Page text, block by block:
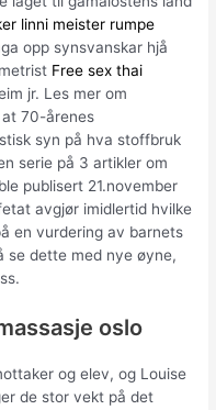
linni meister rumpe
opp synsvanskar hjå
Free sex thai
jr. Les mer om
at 70-årenes
syn på hva stoffbruk
serie på 3 artikler om
publisert 21.november
avgjør imidlertid hvilke
en vurdering av barnets
se dette med nye øyne,
oslo
og elev, og Louise
de stor vekt på det